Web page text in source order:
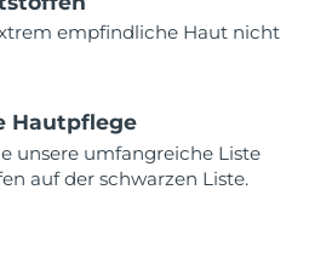
empfindliche Haut nicht
Hautpflege
unsere umfangreiche Liste
auf der schwarzen Liste.